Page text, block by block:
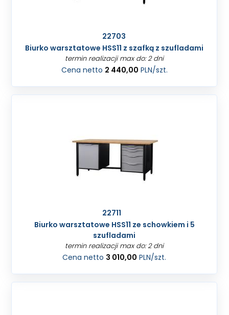
22703
Biurko warsztatowe HSS11 z szafką z szufladami
termin realizacji max do: 2 dni
Cena netto 2 440,00 PLN/szt.
22711
Biurko warsztatowe HSS11 ze schowkiem i 5
szufladami
termin realizacji max do: 2 dni
Cena netto 3 010,00 PLN/szt.